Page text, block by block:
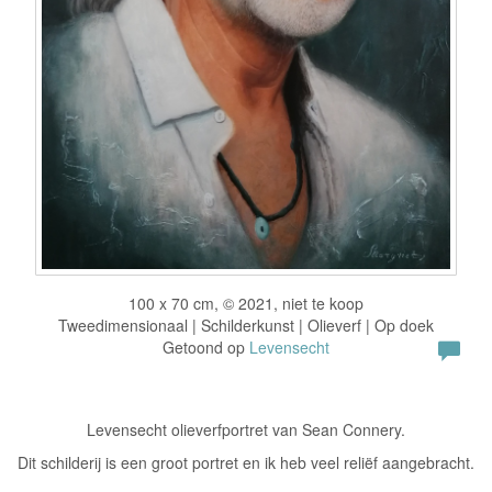
100 x 70 cm, © 2021, niet te koop
Tweedimensionaal | Schilderkunst | Olieverf | Op doek
Getoond op Levensecht
Levensecht olieverfportret van Sean Connery.
Dit schilderij is een groot portret en ik heb veel reliëf aangebracht.